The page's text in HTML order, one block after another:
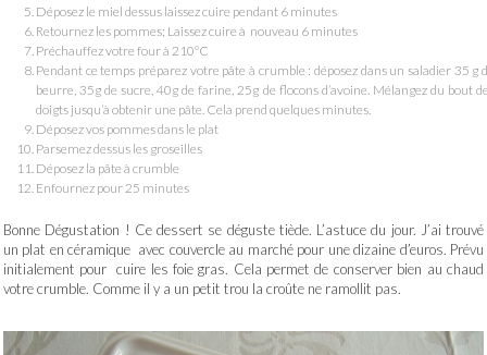
Déposez le miel dessus laissez cuire pendant 6 minutes
Retournez les pommes; Laissez cuire à nouveau 6 minutes
Préchauffez votre four à 210°C
Pendant ce temps préparez votre pâte à crumble : déposez dans un saladier 35 g
beurre, 35g de sucre, 40g de farine, 25g de flocons d’avoine. Mélangez du bout
doigts jusqu’à obtenir une pâte. Cela prend quelques minutes.
Déposez vos pommes dans le plat
Parsemez dessus les groseilles
Déposez la pâte à crumble
Enfournez pour 25 minutes
Bonne Dégustation ! Ce dessert se déguste tiède. L’astuce du jour. J’ai trouvé
un plat en céramique avec couvercle au marché pour une dizaine d’euros. Prévu
initialement pour cuire les foie gras. Cela permet de conserver bien au chaud
votre crumble. Comme il y a un petit trou la croûte ne ramollit pas.